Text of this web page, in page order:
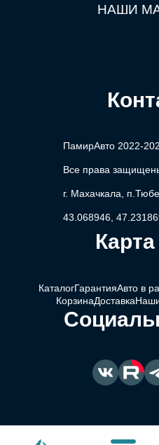
НАШИ
ПамирАвто 2022-
Все права
г. Махачкала,
43.068946,
КаталогГарантияАвто в
КорзинаДоставка